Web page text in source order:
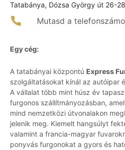
Tatabánya, Dózsa György út 26-
Mutasd a
Egy cég:
A tatabányai központú Express
szolgáltatásokat kínál az autóipar
A vállalat több mint húsz év
furgonos szállítmányozásban,
mind nemzetközi útvonalakon
jelenik meg. Kiemelt hangsúlyt
valamint a francia-magyar
ponyvás furgonokat a gyors és